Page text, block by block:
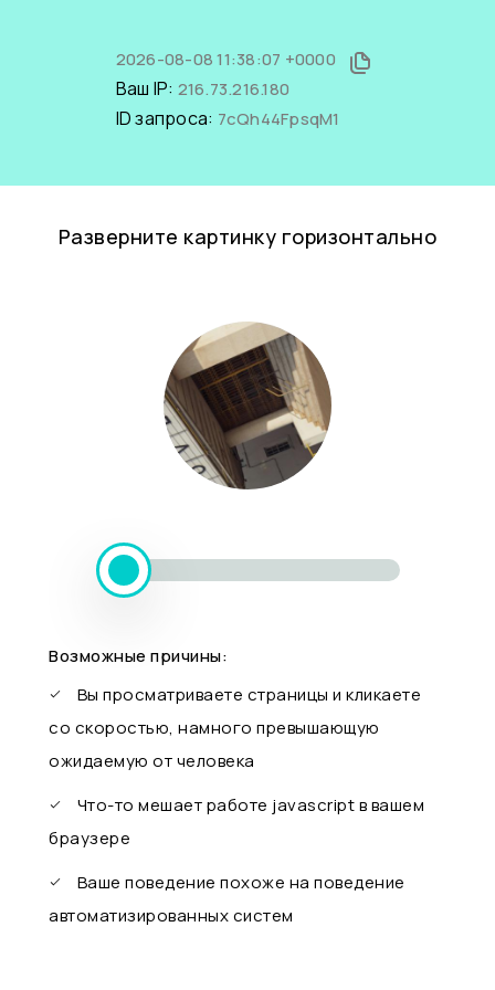
2026-08-08 11:38:07 +0000
Ваш IP: 216.73.216.180
ID запроса: 7cQh44FpsqM1
Разверните картинку горизонтально
Возможные причины:
Вы просматриваете страницы и кликаете
со скоростью, намного превышающую
ожидаемую от человека
Что-то мешает работе javascript в вашем
браузере
Ваше поведение похоже на поведение
автоматизированных систем